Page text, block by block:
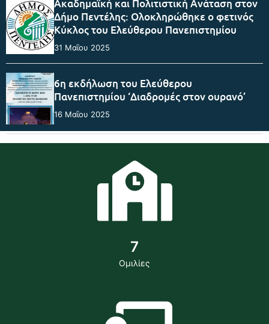
Ακαδημαϊκή και Πολιτιστική Ανάταση στον
Δήμο Πεντέλης: Ολοκληρώθηκε ο φετινός
Κύκλος του Ελεύθερου Πανεπιστημίου
31 Μαΐου 2025
6η εκδήλωση του Ελεύθερου
Πανεπιστημίου ‘Διαδρομές στον ουρανό’
16 Μαΐου 2025
Ομιλίες
7